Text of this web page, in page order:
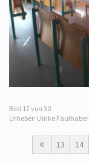
Bild 17von 30
Urheber: Ulrike Faulhaber
13 14